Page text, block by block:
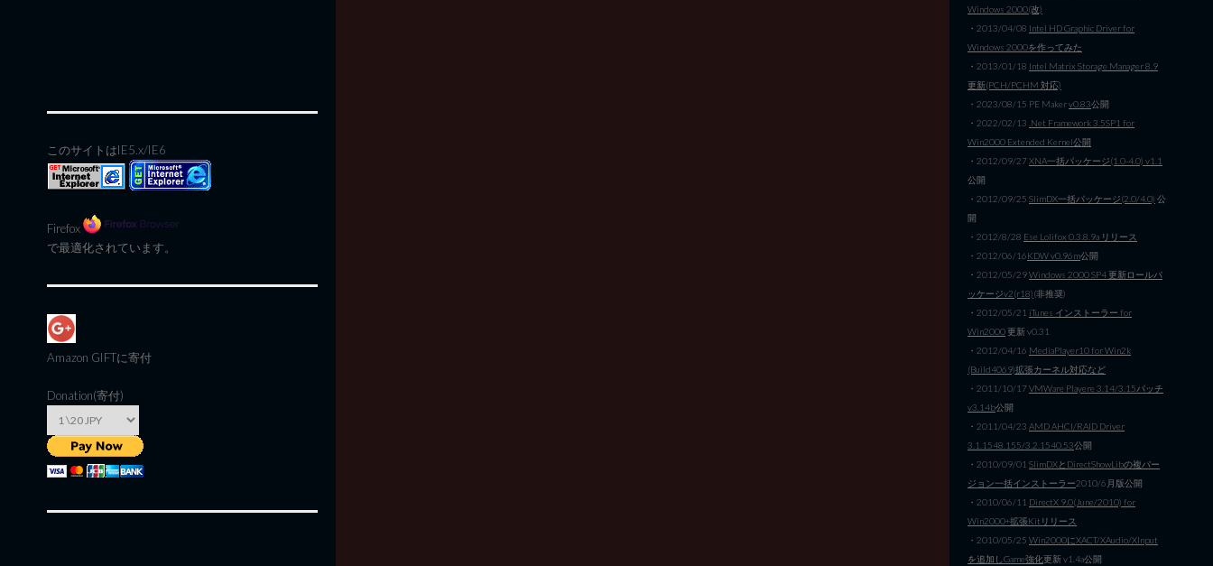
このサイトはIE5.x/IE6
Firefox
で最適化されています。
Amazon GIFTに寄付
Donation(寄付)
Windows 2000(改)
・2013/04/08 Intel HD Graphic Driver for
Windows 2000を作ってみた
・2013/01/18 Intel Matrix Storage Manager 8.9
更新(PCH/PCHM 対応)
・2023/08/15 PE Makerv0.83公開
・2022/02/13 .Net Framework 3.5SP1 for
Win2000 Extended Kernel公開
・2012/09/27XNA一括パッケージ(1.0-4.0) v1.1
公開
・2012/09/25 SlimDX一括パッケージ(2.0/4.0) 公
開
・2012/8/28 Ese Lolifox 0.3.8.9a リリース
・2012/06/16KDW v0.96m公開
・2012/05/29Windows 2000 SP4 更新ロールパ
ッケージv2(r18)(非推奨)
・2012/05/21 iTunes インストーラー for
Win2000更新 v0.31
・2012/04/16 MediaPlayer10 for Win2k
(Build4069)拡張カーネル対応など
・2011/10/17VMWare Playere 3.14/3.15パッチ
v3.14b公開
・2011/04/23 AMD AHCI/RAID Driver
3.1.1548.155/3.2.1540.53公開
・2010/09/01 SlimDXとDirectShowLibの複バー
ジョン一括インストーラー2010/6月版公開
・2010/06/11 DirectX 9.0(June/2010) for
Win2000+拡張Kitリリース
・2010/05/25 Win2000にXACT/XAudio/XInput
を追加しGame強化更新 v1.4a公開